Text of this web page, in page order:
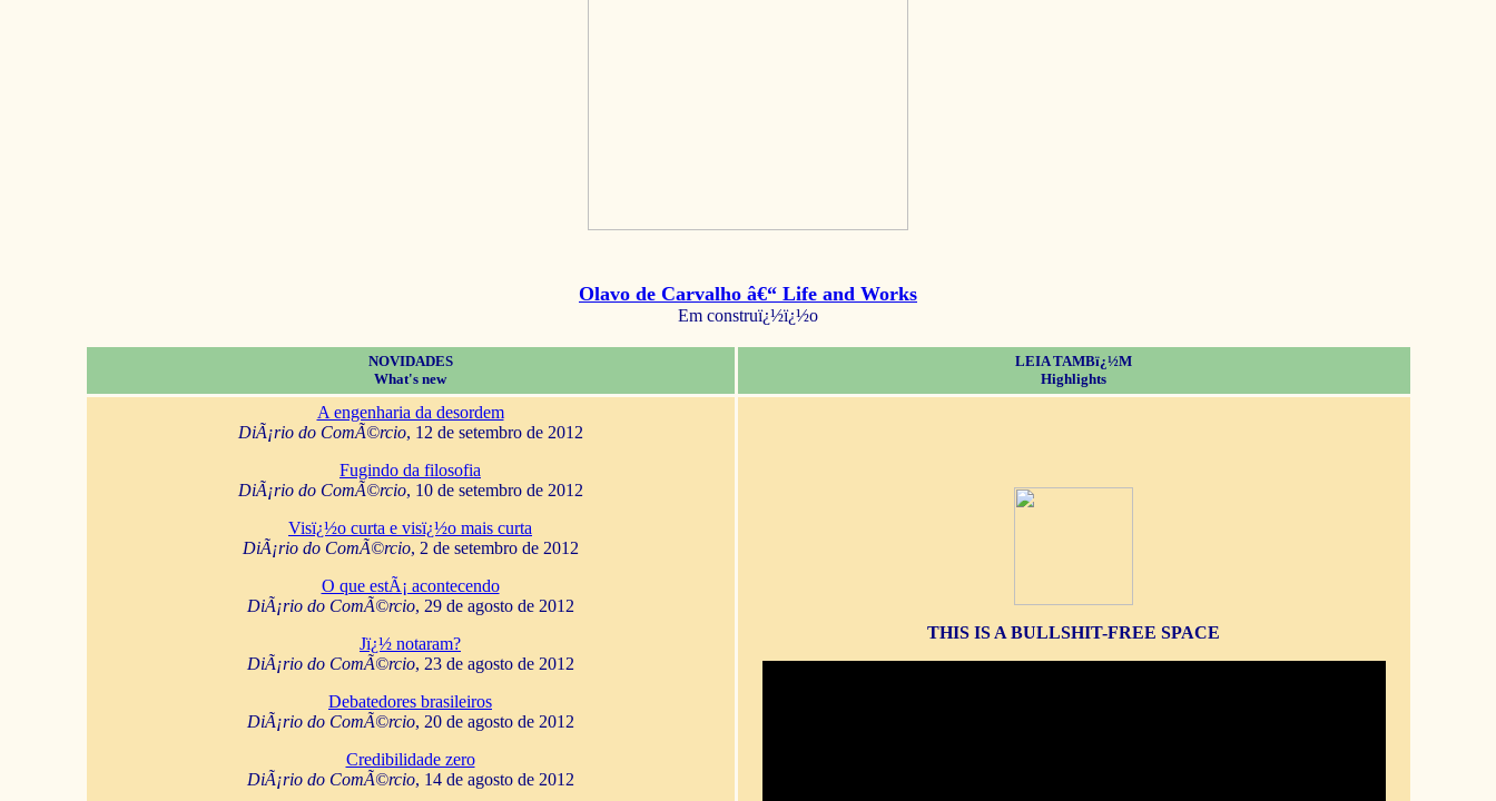
Olavo de Carvalho â€“ Life and Works
Em construï¿½ï¿½o
NOVIDADES
What's new
LEIA TAMBï¿½M
Highlights
A engenharia da desordem
DiÃ¡rio do ComÃ©rcio, 12 de setembro de 2012
Fugindo da filosofia
DiÃ¡rio do ComÃ©rcio, 10 de setembro de 2012
Visï¿½o curta e visï¿½o mais curta
DiÃ¡rio do ComÃ©rcio, 2 de setembro de 2012
O que estÃ¡ acontecendo
DiÃ¡rio do ComÃ©rcio, 29 de agosto de 2012
Jï¿½ notaram?
DiÃ¡rio do ComÃ©rcio, 23 de agosto de 2012
Debatedores brasileiros
DiÃ¡rio do ComÃ©rcio, 20 de agosto de 2012
Credibilidade zero
DiÃ¡rio do ComÃ©rcio, 14 de agosto de 2012
THIS IS A BULLSHIT-FREE SPACE